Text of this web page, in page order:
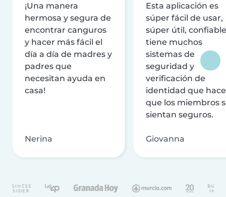
¡Una manera
hermosa y segura de
encontrar canguros
y hacer más fácil el
día a día de madres y
padres que
necesitan ayuda en
casa!
Nerina
Esta aplicación es
súper fácil de usar,
súper útil,
tiene muchos
sistemas de
seguridad y
verificación de
identidad que
que los miembros
sientan seguros.
Giovanna